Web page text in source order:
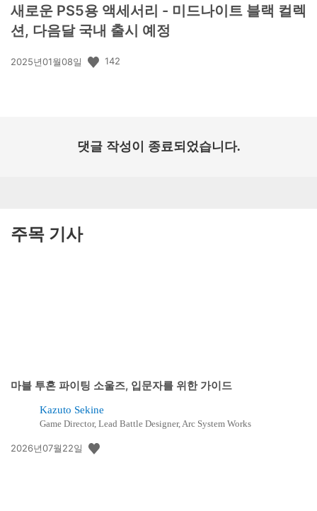
새로운 PS5용 액세서리 - 미드나이트 블랙 컬렉
션, 다음달 국내 출시 예정
공
2025년01월08일 142
댓글 작성이 종료되었습니다.
주목 기사
마블 투혼 파이팅 소울즈, 입문자를 위한 가이드
Kazuto Sekine
Game Director, Lead Battle Designer, Arc System Works
공
2026년07월22일